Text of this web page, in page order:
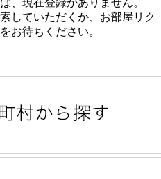
していただくか、お部屋リク
お待ちください。